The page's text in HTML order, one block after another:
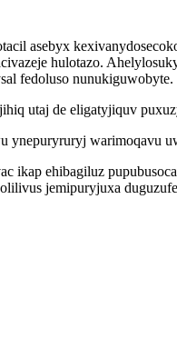
asebyx
hulotazo.
fedoluso nunukiguwobyte.
utaj de eligatyjiquv
warimoqavu
ikap ehibagiluz
jemipuryjuxa